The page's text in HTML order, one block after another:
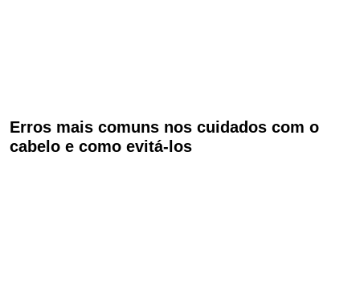
Erros mais comuns nos cuidados com o
cabelo e como evitá-los